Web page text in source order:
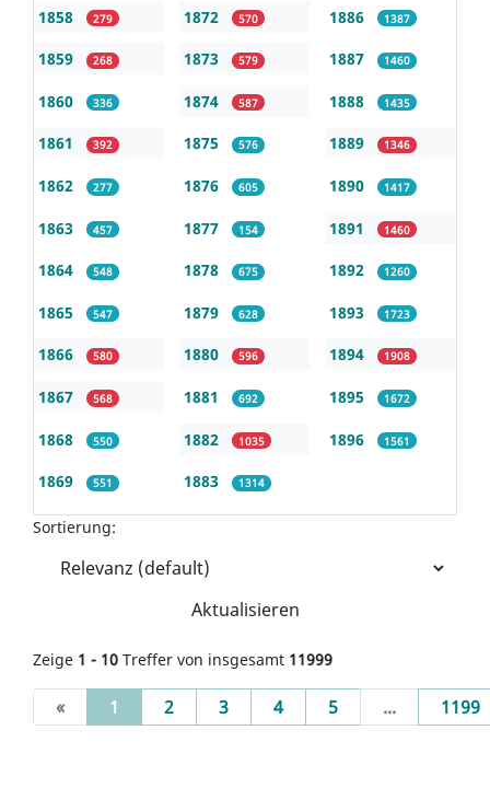
1858 279
1859 268
1860 336
1861 392
1862 277
1863 457
1864 548
1865 547
1866 580
1867 568
1868 550
1869 551
1872 570
1873 579
1874 587
1875 576
1876 605
1877 154
1878 675
1879 628
1880 596
1881 692
1882 1035
1883 1314
1886 1387
1887 1460
1888 1435
1889 1346
1890 1417
1891 1460
1892 1260
1893 1723
1894 1908
1895 1672
1896 1561
Sortierung:
Aktualisieren
Zeige 1 - 10 Treffer von insgesamt 11999
« 1 (current)
2 3 4 5 ... 1199